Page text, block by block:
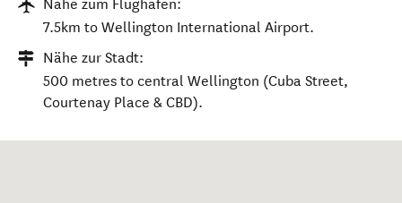
Nähe zum Flughafen:
7.5km to Wellington International Airport.
Nähe zur Stadt:
500 metres to central Wellington (Cuba Street,
Courtenay Place & CBD).